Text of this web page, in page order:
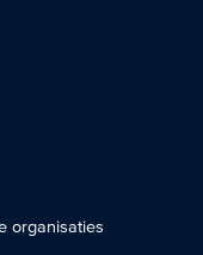
organisaties